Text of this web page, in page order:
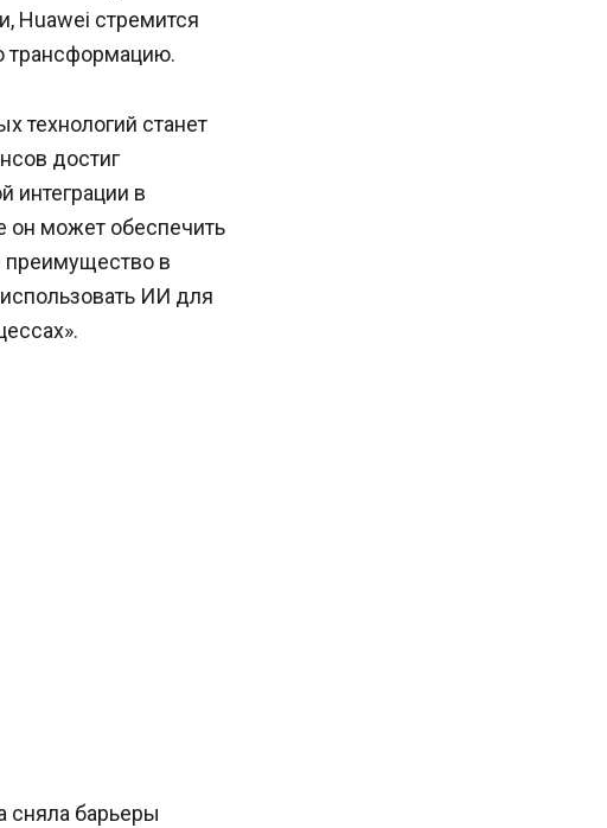
Huawei стремится
трансформацию.
технологий станет
достиг
интеграции в
он может обеспечить
преимущество в
ИИ для
сняла барьеры